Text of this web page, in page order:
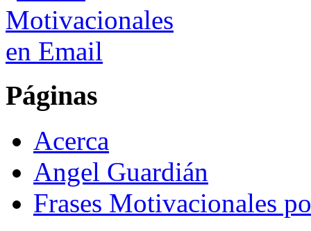
Páginas
Acerca
Angel Guardián
Frases Motivacionales